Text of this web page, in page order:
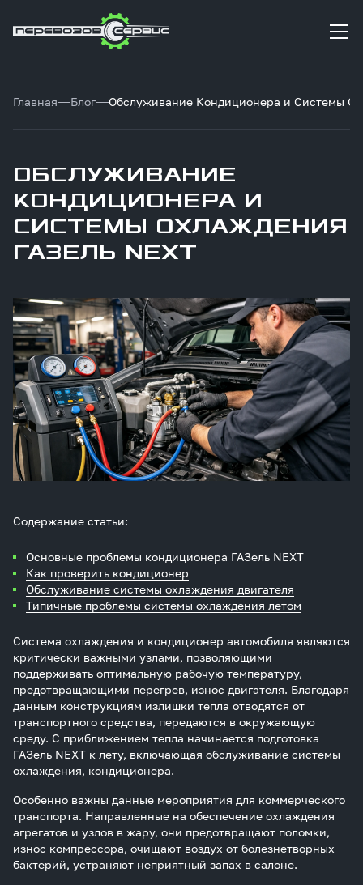
Главная Блог Обслуживание Кондиционера и Системы
ОБСЛУЖИВАНИЕ
КОНДИЦИОНЕРА И
СИСТЕМЫ ОХЛАЖДЕНИЯ
ГАЗЕЛЬ NEXT
Содержание статьи:
Основные проблемы кондиционера ГАЗель NEXT
Как проверить кондиционер
Обслуживание системы охлаждения двигателя
Типичные проблемы системы охлаждения летом
Система охлаждения и кондиционер автомобиля являются
критически важными узлами, позволяющими
поддерживать оптимальную рабочую температуру,
предотвращающими перегрев, износ двигателя. Благодаря
данным конструкциям излишки тепла отводятся от
транспортного средства, передаются в окружающую
среду. С приближением тепла начинается подготовка
ГАЗель NEXT к лету, включающая обслуживание системы
охлаждения, кондиционера.
Особенно важны данные мероприятия для коммерческого
транспорта. Направленные на обеспечение охлаждения
агрегатов и узлов в жару, они предотвращают поломки,
износ компрессора, очищают воздух от болезнетворных
бактерий, устраняют неприятный запах в салоне.